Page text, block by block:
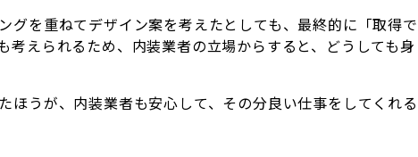
グを重ねてデザイン案を考えたとしても、最終的に「取得で
考えられるため、内装業者の立場からすると、どうしても身
ほうが、内装業者も安心して、その分良い仕事をしてくれる